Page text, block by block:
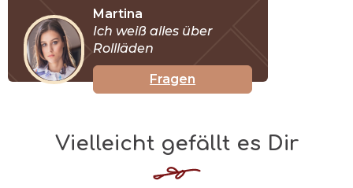
Martina
Ich weiß alles über
Rollläden
Fragen